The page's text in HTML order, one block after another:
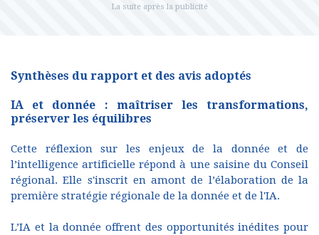
Synthèses du rapport et des avis adoptés
IA et donnée : maîtriser les transformations,
préserver les équilibres
Cette réflexion sur les enjeux de la donnée et de
l’intelligence artificielle répond à une saisine du Conseil
régional. Elle s'inscrit en amont de l’élaboration de la
première stratégie régionale de la donnée et de l'IA.
L’IA et la donnée offrent des opportunités inédites pour